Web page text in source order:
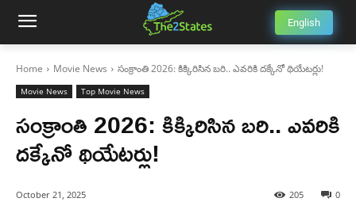
English
Home Movie News సంక్రాంతి 2026: కిక్కిరిసిన బరి.. ఎవరికి దక్కేనో థియేటర్లు!
Movie News Top Movie News
సంక్రాంతి 2026: కిక్కిరిసిన బరి.. ఎవరికి
దక్కేనో థియేటర్లు!
October 21, 2025 0
205